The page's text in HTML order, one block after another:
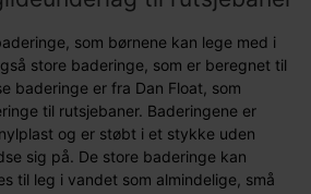
som børnene kan lege med i
store baderinge, som er beregnet til
baderinge er fra Dan Float, som
til rutsjebaner. Baderingene er
og er støbt i et stykke uden
sig på. De store baderinge kan
til leg i vandet som almindelige, små